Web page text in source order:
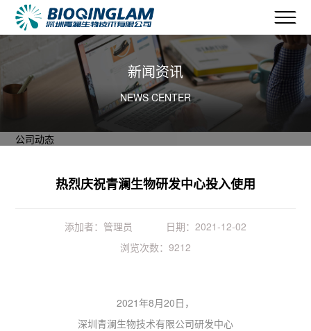
新闻资讯
NEWS CENTER
公司动态
热烈庆祝青澜生物研发中心投入使用
添加者：管理员
日期：2021-12-02
浏览次数：9212
2021年8月20日，
深圳青澜生物技术有限公司研发中心